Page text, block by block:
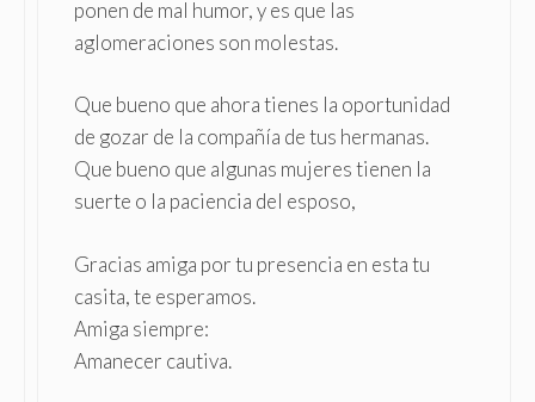
ponen de mal humor, y es que las
aglomeraciones son molestas.
Que bueno que ahora tienes la oportunidad
de gozar de la compañía de tus hermanas.
Que bueno que algunas mujeres tienen la
suerte o la paciencia del esposo,
Gracias amiga por tu presencia en esta tu
casita, te esperamos.
Amiga siempre:
Amanecer cautiva.